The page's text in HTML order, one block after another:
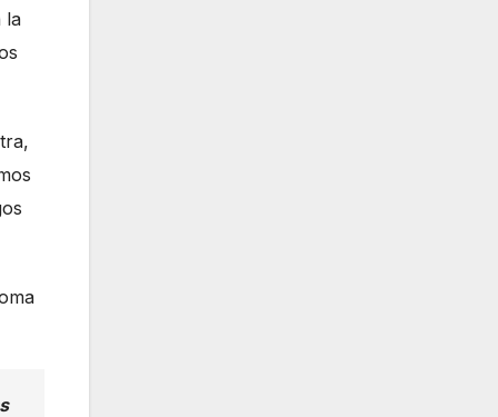
la